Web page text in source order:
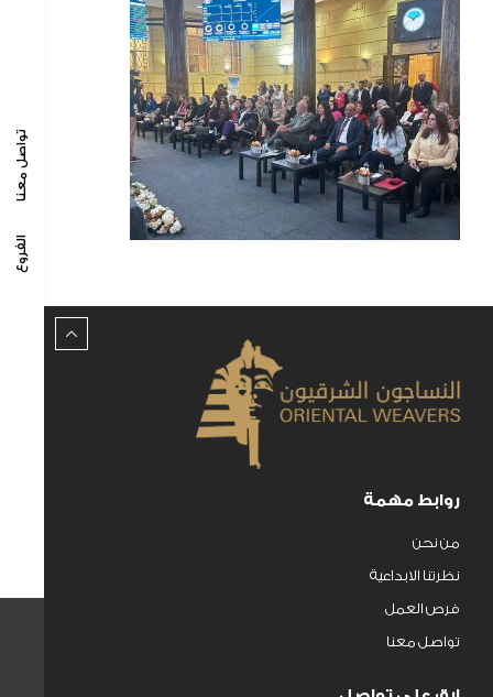
تواصل معنا
الفروع
روابط مهمة
من نحن
نظرتنا الابداعية
فرص العمل
تواصل معنا